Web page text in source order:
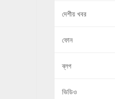
দেশীয় খবর
ফোন
ব্লগ
ভিডিও